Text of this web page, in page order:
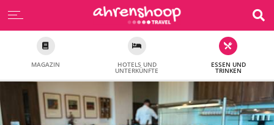
MAGAZIN HOTELS UND
UNTERKÜNFTE
ESSEN UND
TRINKEN